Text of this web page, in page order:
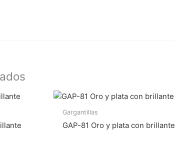
Gargantillas
GAP-81 Oro y plata con brillante